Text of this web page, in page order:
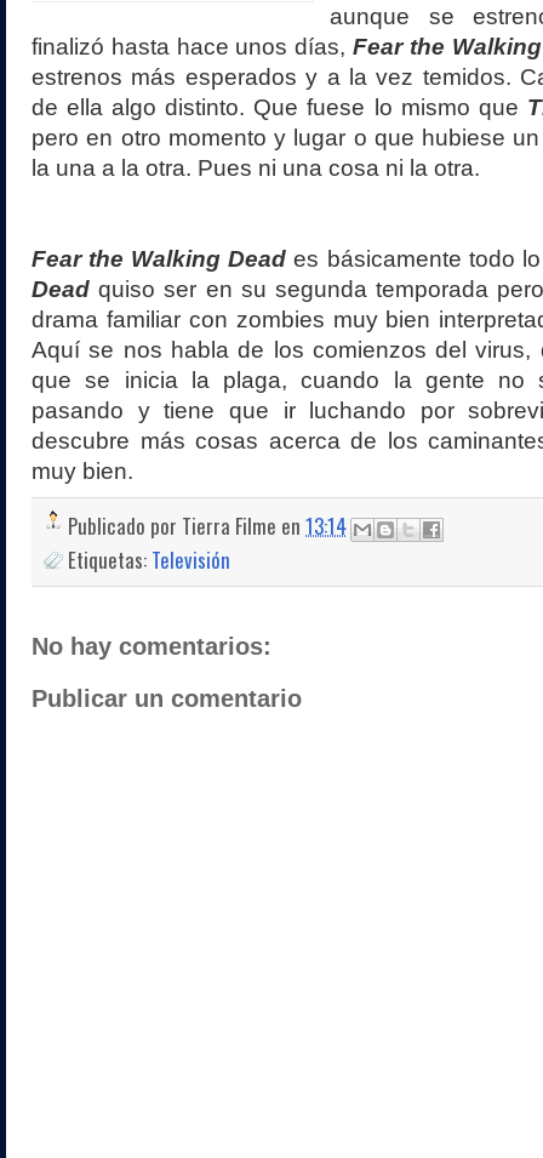
aunque se
finalizó hasta hace unos días,Fear the
estrenos más esperados y a la vez temidos.
de ella algo distinto. Que fuese lo mismo que
pero en otro momento y lugar o que hubiese
la una a la otra. Pues ni una cosa ni la otra.
Fear the Walking Dead es básicamente todo
Dead quiso ser en su segunda temporada
drama familiar con zombies muy bien
Aquí se nos habla de los comienzos del
que se inicia la plaga, cuando la gente no
pasando y tiene que ir luchando por
descubre más cosas acerca de los
muy bien.
Publicado por Tierra Filme en 13:14
Etiquetas: Televisión
No hay comentarios:
Publicar un comentario